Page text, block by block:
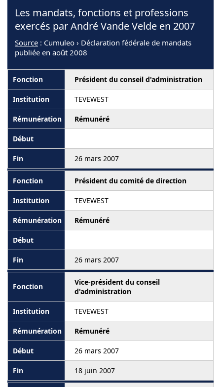
Les mandats, fonctions et professions
exercés par André Vande Velde en 2007
Source : Cumuleo › Déclaration fédérale de mandats
publiée en août 2008
Président du conseil d'administration
TEVEWEST
Rémunéré
26 mars 2007
Président du comité de direction
TEVEWEST
Rémunéré
26 mars 2007
Vice-président du conseil
d'administration
TEVEWEST
Rémunéré
26 mars 2007
18 juin 2007